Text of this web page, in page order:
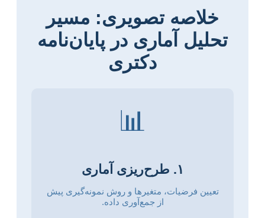
خلاصه تصویری: مسیر
تحلیل آماری در پایان‌نامه
دکتری
📊
۱. طرح‌ریزی آماری
تعیین فرضیات، متغیرها و روش نمونه‌گیری پیش
از جمع‌آوری داده.